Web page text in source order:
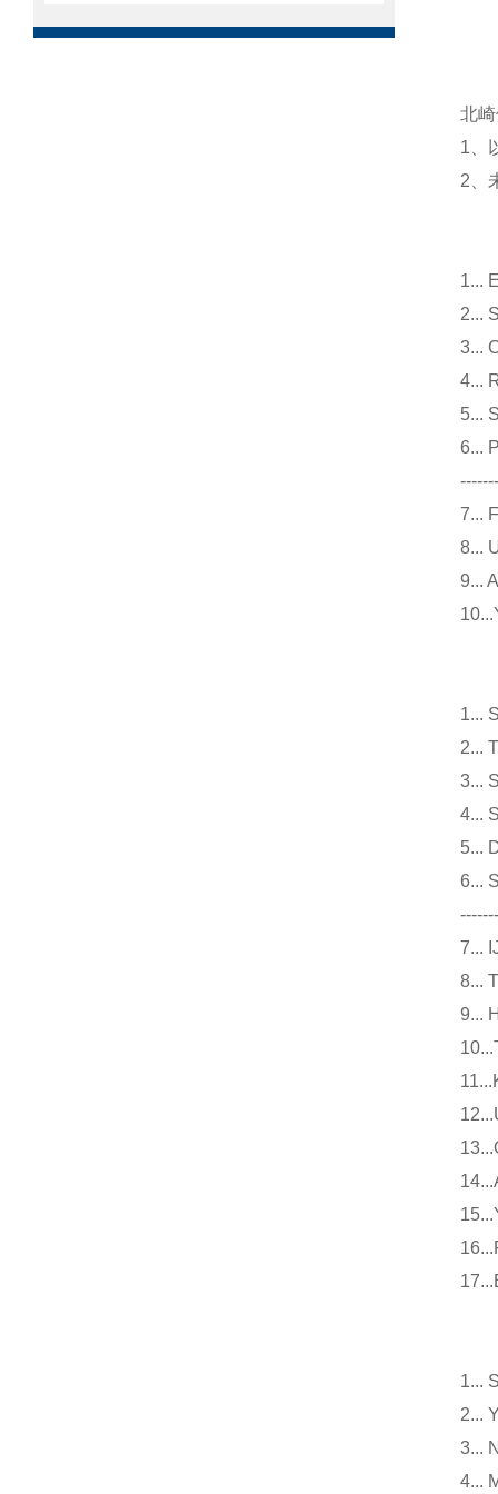
北
1、
2、
1...
2...
3...
4...
5...
6...
7...
8...
9...
1...
2...
3...
4...
5...
6...
7...
8...
9...
1...
2...
3...
4...